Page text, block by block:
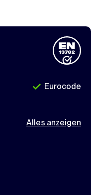
Eurocode
Alles anzeigen